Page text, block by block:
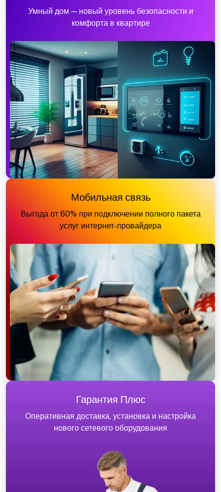
Умный дом — новый уровень безопасности и
комфорта в квартире
Мобильная связь
Выгода от 60% при подключении полного пакета
услуг интернет-провайдера
Гарантия Плюс
Оперативная доставка, установка и настройка
нового сетевого оборудования